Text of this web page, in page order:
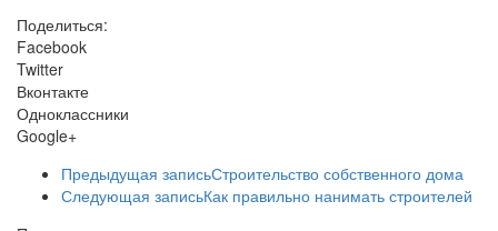
Поделиться:
Facebook
Twitter
Вконтакте
Одноклассники
Google+
Предыдущая записьСтроительство собственного дома
Следующая записьКак правильно нанимать строителей